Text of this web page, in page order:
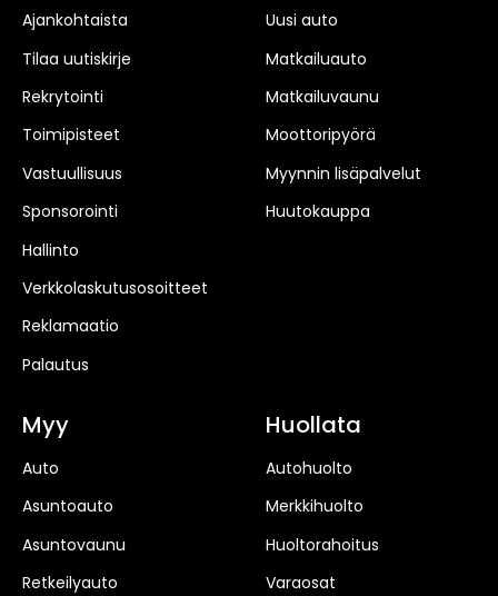
Ajankohtaista
Tilaa uutiskirje
Rekrytointi
Toimipisteet
Vastuullisuus
Sponsorointi
Hallinto
Verkkolaskutusosoitteet
Reklamaatio
Palautus
Uusi auto
Matkailuauto
Matkailuvaunu
Moottoripyörä
Myynnin lisäpalvelut
Huutokauppa
Myy
Auto
Asuntoauto
Asuntovaunu
Retkeilyauto
Huollata
Autohuolto
Merkkihuolto
Huoltorahoitus
Varaosat